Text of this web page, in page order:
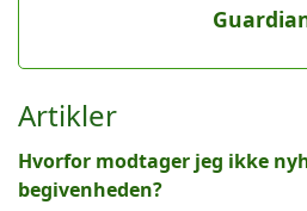
Artikler
Hvorfor modtager jeg ikke
begivenheden?